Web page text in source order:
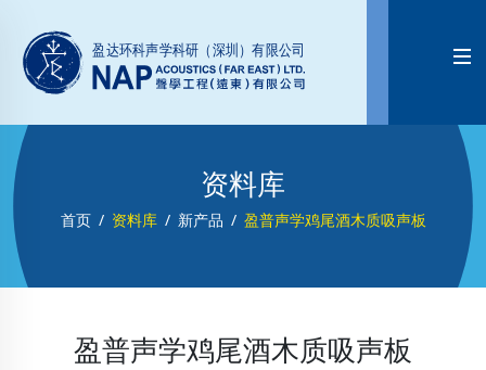

资料库
首页 资料库 新产品 盈普声学鸡尾酒木质吸声板
盈普声学鸡尾酒木质吸声板